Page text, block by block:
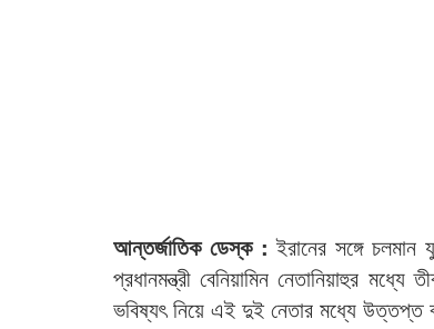
আন্তর্জাতিক ডেস্ক :ইরানের সঙ্গে চলমান
প্রধানমন্ত্রী বেনিয়ামিন নেতানিয়াহুর
ভবিষ্যৎ নিয়ে এই দুই নেতার মধ্যে উত্তপ্ত